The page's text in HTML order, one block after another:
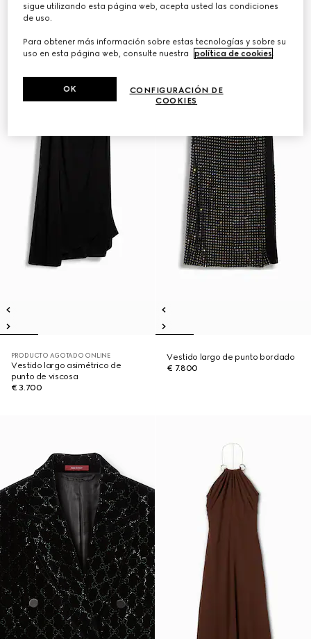
PRODUCTO AGOTADO ONLINE
Vestido largo asimétrico de
punto de viscosa
€ 3.700
Vestido largo de punto bordado
€ 7.800
sigue utilizando esta página web, acepta usted las condiciones
de uso.
Para obtener más información sobre estas tecnologías y sobre su
uso en esta página web, consulte nuestra
política de cookies.
CONFIGURACIÓN DE
COOKIES
OK